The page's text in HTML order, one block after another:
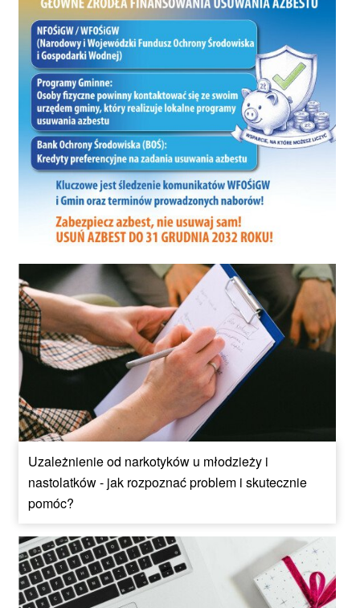
Uzależnienie od narkotyków u młodzieży i
nastolatków - jak rozpoznać problem i skutecznie
pomóc?